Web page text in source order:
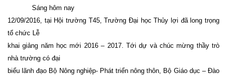
Sáng hôm nay
12/09/2016, tại Hội trường T45, Trường Đại học Thủy lợi đã long trọng
tổ chức Lễ
khai giảng năm học mới 2016 – 2017. Tới dự và chúc mừng thầy trò
nhà trường có đại
biểu lãnh đạo Bộ Nông nghiệp- Phát triển nông thôn, Bộ Giáo dục – Đào